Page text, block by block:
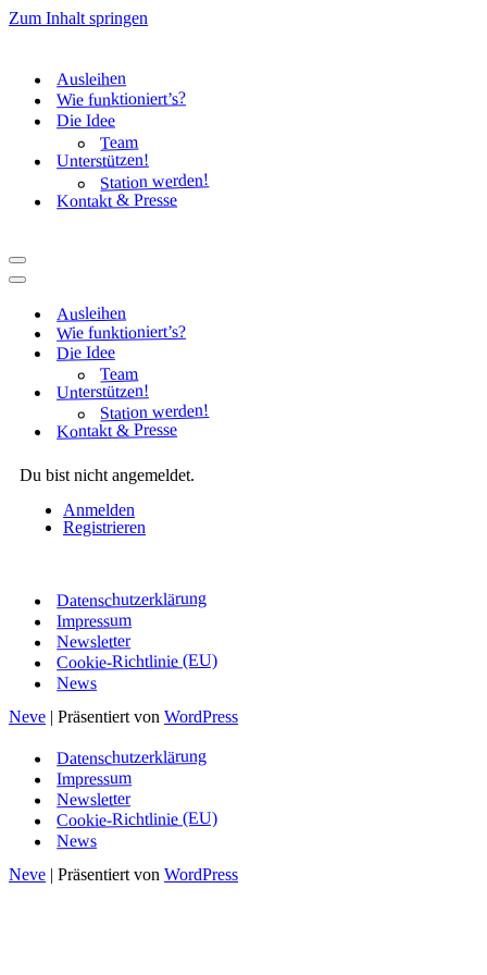
Zum Inhalt springen
Ausleihen
Wie funktioniert’s?
Die Idee
Team
Unterstützen!
Station werden!
Kontakt & Presse
Navigationsmenü
Navigationsmenü
Ausleihen
Wie funktioniert’s?
Die Idee
Team
Unterstützen!
Station werden!
Kontakt & Presse
Du bist nicht angemeldet.
Anmelden
Registrieren
Datenschutzerklärung
Impressum
Newsletter
Cookie-Richtlinie (EU)
News
Neve | Präsentiert von WordPress
Datenschutzerklärung
Impressum
Newsletter
Cookie-Richtlinie (EU)
News
Neve | Präsentiert von WordPress